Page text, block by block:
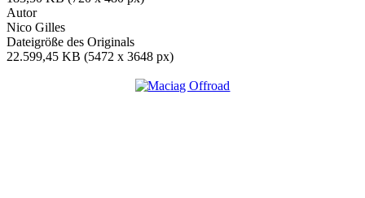
Autor
Nico Gilles
Dateigröße des Originals
22.599,45 KB (5472 x 3648 px)